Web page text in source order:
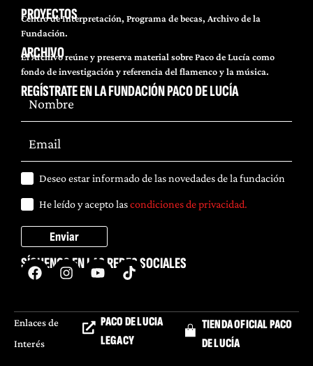
PROYECTOS
Centro de Interpretación, Programa de becas, Archivo de la
Fundación.
ARCHIVO
El Archivo reúne y preserva material sobre Paco de Lucía como
fondo de investigación y referencia del flamenco y la música.
REGÍSTRATE EN LA FUNDACIÓN PACO DE LUCÍA
Deseo estar informado de las novedades de la fundación
He leído y acepto lascondiciones de privacidad.
Enviar
SÍGUENOS EN LAS REDES SOCIALES
Enlaces de
Interés
PACO DE LUCIA
LEGACY
TIENDA OFICIAL PACO
DE LUCÍA